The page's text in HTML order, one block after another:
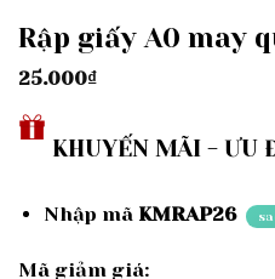
Rập giấy A0 may
25.000₫
KHUYẾN MÃI - ƯU
Nhập mã KMRAP26
Mã giảm giá: